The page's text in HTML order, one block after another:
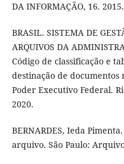
DA INFORMAÇÃO, 16. 2015.
BRASIL. SISTEMA DE
ARQUIVOS DA
Código de classificação e
destinação de documentos
Poder Executivo Federal.
2020.
BERNARDES, Ieda
arquivo. São Paulo: